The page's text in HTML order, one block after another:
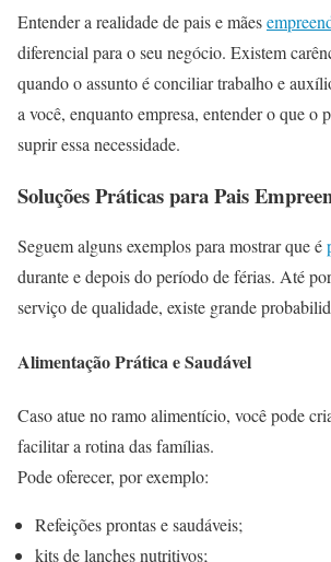
Entender a realidade de pais e mães
diferencial para o seu negócio. Existem
quando o assunto é conciliar trabalho e
a você, enquanto empresa, entender o que o
suprir essa necessidade.
Soluções Práticas para Pais
Seguem alguns exemplos para mostrar que é
durante e depois do período de férias. Até
serviço de qualidade, existe grande
Alimentação Prática e Saudável
Caso atue no ramo alimentício, você pode
facilitar a rotina das famílias.
Pode oferecer, por exemplo:
Refeições prontas e saudáveis;
kits de lanches nutritivos;